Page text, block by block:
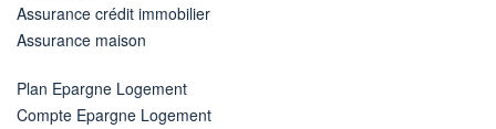
Assurance crédit immobilier
Assurance maison
Plan Epargne Logement
Compte Epargne Logement